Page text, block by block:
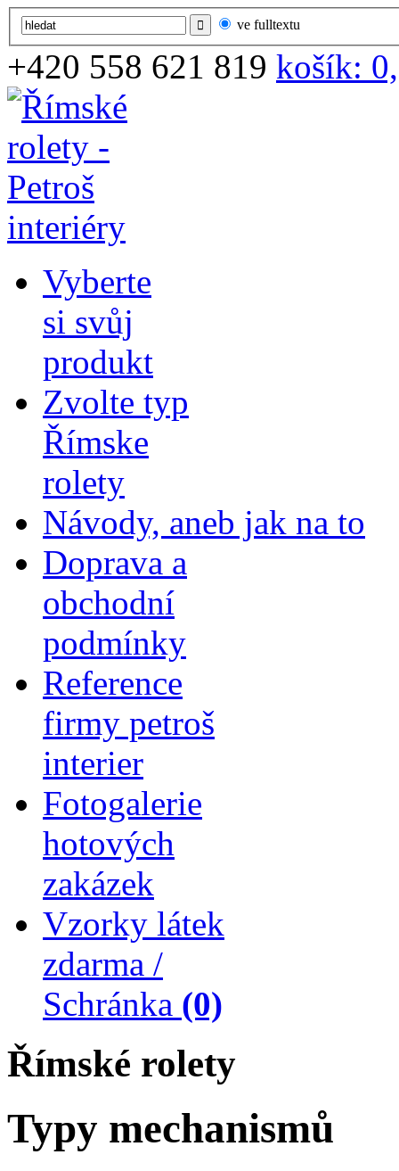
ve fulltextu
+420 558 621 819 košík:
Vyberte
si svůj
produkt
Zvolte typ
Římske
rolety
Návody, aneb jak na to
Doprava a
obchodní
podmínky
Reference
firmy petroš
interier
Fotogalerie
hotových
zakázek
Vzorky látek
zdarma /
Schránka (0)
Římské rolety
Typy mechanismů